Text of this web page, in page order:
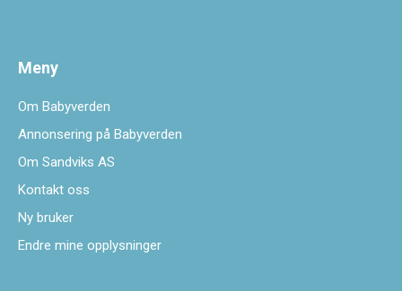
Meny
Om Babyverden
Annonsering på Babyverden
Om Sandviks AS
Kontakt oss
Ny bruker
Endre mine opplysninger